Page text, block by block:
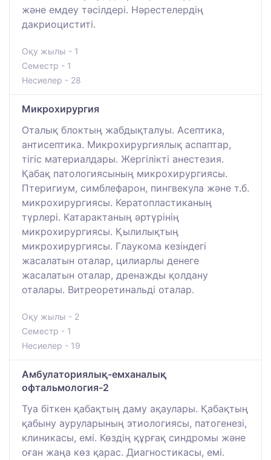
және емдеу тәсілдері. Нәрестелердің
дакриоциститі.
Оқу жылы - 1
Семестр - 1
Несиелер - 28
Микрохирургия
Оталық блоктың жабдықталуы. Асептика,
антисептика. Микрохирургиялық аспаптар,
тігіс материалдары. Жергілікті анестезия.
Қабақ патологиясының микрохирургиясы.
Птеригиум, симблефарон, пингвекула және т.б.
микрохирургиясы. Кератопластиканың
түрлері. Катарактаның әртүрінің
микрохирургиясы. Қылилықтың
микрохирургиясы. Глаукома кезіндегі
жасалатын оталар, цилиарлы денеге
жасалатын оталар, дренажды қолдану
оталары. Витреоретинальді оталар.
Оқу жылы - 2
Семестр - 1
Несиелер - 19
Амбулаториялық-емханалық
офтальмология-2
Туа біткен қабақтың даму ақаулары. Қабақтың
қабыну ауруларының этиологиясы, патогенезі,
клиникасы, емі. Көздің құрғақ синдромы және
оған жаңа көз қарас. Диагностикасы, емі.